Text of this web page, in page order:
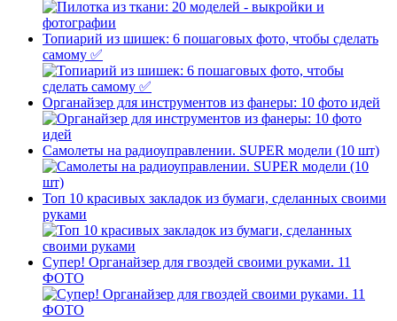
Топиарий из шишек: 6 пошаговых фото, чтобы сделать
самому ✅
Органайзер для инструментов из фанеры: 10 фото идей
Самолеты на радиоуправлении. SUPER модели (10 шт)
Топ 10 красивых закладок из бумаги, сделанных своими
руками
Супер! Органайзер для гвоздей своими руками. 11
ФОТО